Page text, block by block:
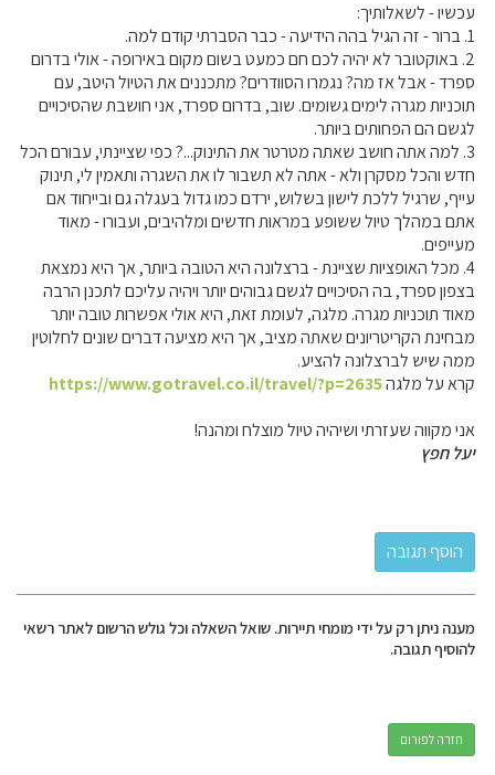
עכשיו - לשאלותיך:
1. ברור - זה הגיל בהה הידיעה - כבר הסברתי קודם למה.
2. באוקטובר לא יהיה לכם חם כמעט בשום מקום באירופה - אולי בדרום
ספרד - אבל אז מה? נגמרו הסוודרים? מתכננים את הטיול היטב, עם
תוכניות מגרה לימים גשומים. שוב, בדרום ספרד, אני חושבת שהסיכויים
לגשם הם הפחותים ביותר.
3. למה אתה חושב שאתה מטרטר את התינוק...? כפי שציינתי, עבורם הכל
חדש והכל מסקרן ולא - אתה לא תשבור לו את השגרה ותאמין לי, תינוק
עייף, שרגיל ללכת לישון בשלוש, ירדם כמו גדול בעגלה גם ובייחוד אם
אתם במהלך טיול ששופע במראות חדשים ומלהיבים, ועבורו - מאוד
מעייפים.
4. מכל האופציות שציינת - ברצלונה היא הטובה ביותר, אך היא נמצאת
בצפון ספרד, בה הסיכויים לגשם גבוהים יותר ויהיה עליכם לתכנן הרבה
מאוד תוכניות מגרה. מלגה, לעומת זאת, היא אולי אפשרות טובה יותר
מבחינת הקריטריונים שאתה מציב, אך היא מציעה דברים שונים לחלוטין
ממה שיש לברצלונה להציע.
קרא על מלגהhttps://www.gotravel.co.il/travel/?p=2635
אני מקווה שעזרתי ושיהיה טיול מוצלח ומהנה!
יעל חפץ
מענה ניתן רק על ידי מומחי תיירות. שואל השאלה וכל גולש הרשום לאתר רשאי
להוסיף תגובה.
חזרה לפורום